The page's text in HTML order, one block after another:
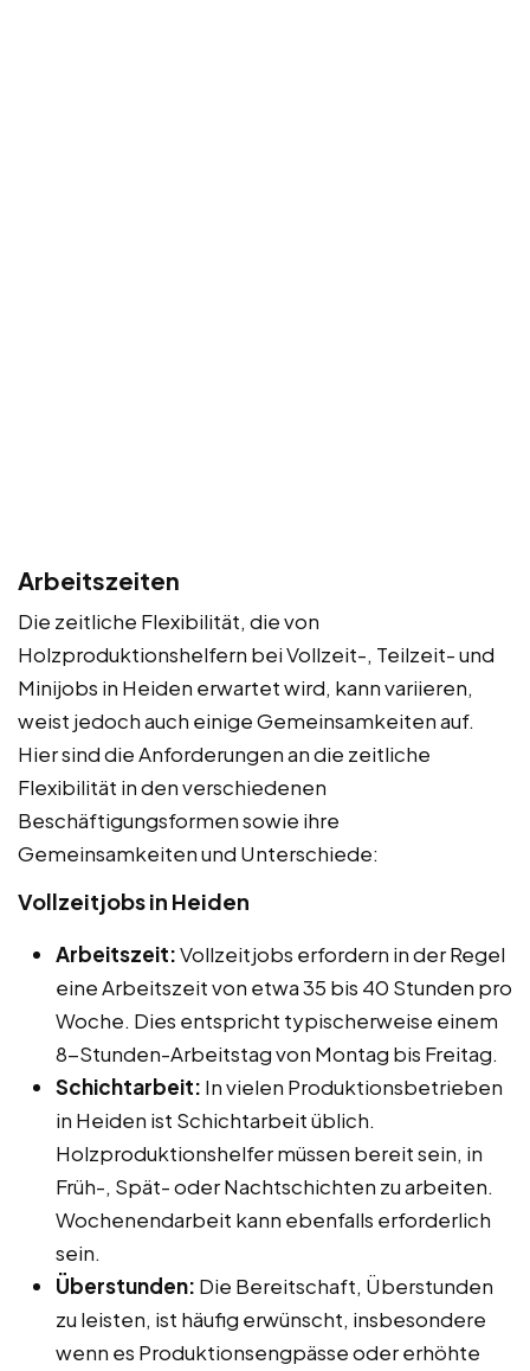
Arbeitszeiten
Die zeitliche Flexibilität, die von
Holzproduktionshelfern bei Vollzeit-, Teilzeit- und
Minijobs in Heiden erwartet wird, kann variieren,
weist jedoch auch einige Gemeinsamkeiten auf.
Hier sind die Anforderungen an die zeitliche
Flexibilität in den verschiedenen
Beschäftigungsformen sowie ihre
Gemeinsamkeiten und Unterschiede:
Vollzeitjobs in Heiden
Arbeitszeit:Vollzeitjobs erfordern in der Regel
eine Arbeitszeit von etwa 35 bis 40 Stunden pro
Woche. Dies entspricht typischerweise einem
8-Stunden-Arbeitstag von Montag bis Freitag.
Schichtarbeit: In vielen Produktionsbetrieben
in Heiden ist Schichtarbeit üblich.
Holzproduktionshelfer müssen bereit sein, in
Früh-, Spät- oder Nachtschichten zu arbeiten.
Wochenendarbeit kann ebenfalls erforderlich
sein.
Überstunden: Die Bereitschaft, Überstunden
zu leisten, ist häufig erwünscht, insbesondere
wenn es Produktionsengpässe oder erhöhte